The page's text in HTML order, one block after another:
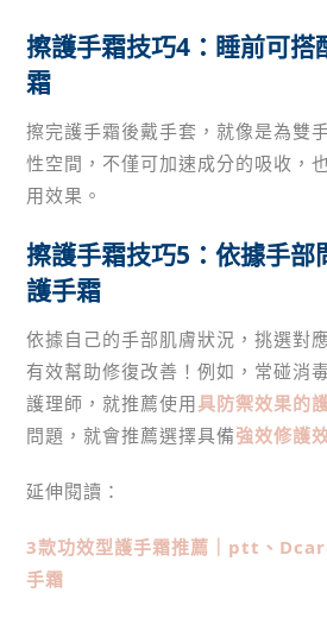
擦護手霜技巧4：睡前可搭
霜
擦完護手霜後戴手套，就像是為雙
性空間，不僅可加速成分的吸收，
用效果。
擦護手霜技巧5：依據手部
護手霜
依據自己的手部肌膚狀況，挑選對
有效幫助修復改善！例如，常碰消
護理師，就推薦使用具防禦效果的
問題，就會推薦選擇具備強效修護
延伸閱讀：
3款功效型護手霜推薦｜ptt、
手霜